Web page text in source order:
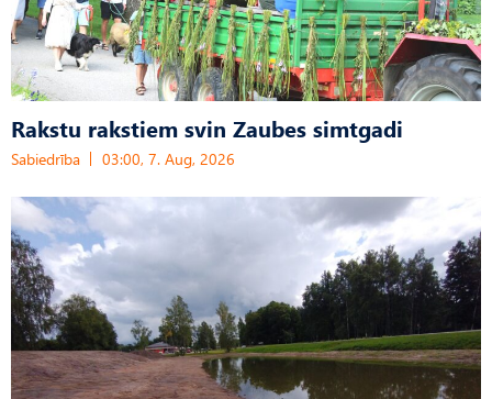
Rakstu rakstiem svin Zaubes simtgadi
Sabiedrība 03:00, 7. Aug, 2026